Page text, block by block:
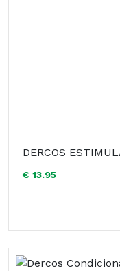
DERCOS
€ 13.95